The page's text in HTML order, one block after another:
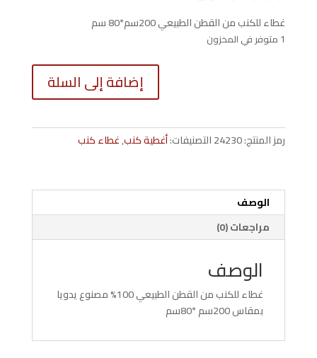
غطاء للكنب من القطن الطبيعي 200سم*80 سم
1 متوفر في المخزون
كمية
كنبة
إضافة إلى السلة
رمز المنتج:24230التصنيفات:أغطية كنب,غطاء كنب
الوصف
مراجعات (0)
الوصف
غطاء للكنب من القطن الطبيعي 100% مصنوع يدويا
بمقاس 200سم *80سم